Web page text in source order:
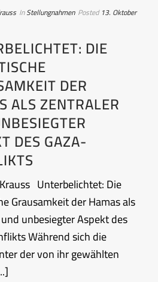
InStellungnahmen Posted 13. Oktober
DIE
DER
ALS ZENTRALER
DES GAZA-
Unterbelichtet: Die
Grausamkeit der Hamas als
unbesiegter Aspekt des
Während sich die
der von ihr gewählten